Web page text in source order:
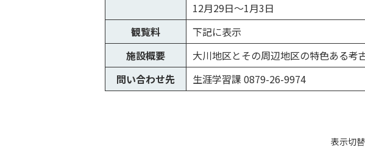
12月29日～1月3日
観覧料
下記に表示
施設概要
大川地区とその周辺地区の特色ある考
問い合わせ先
生涯学習課 0879-26-9974
表
表示切替